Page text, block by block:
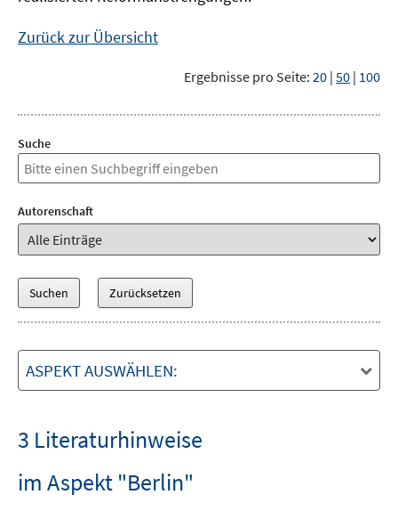
Zurück zur Übersicht
Ergebnisse pro Seite: 20 | 50 | 100
Suche
Autorenschaft
ASPEKT AUSWÄHLEN:
3 Literaturhinweise
im Aspekt "Berlin"